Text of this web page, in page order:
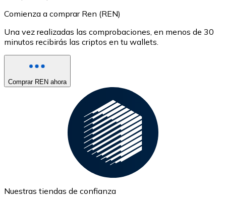
Comienza a comprar Ren (REN)
Una vez realizadas las comprobaciones, en menos de 30
minutos recibirás las criptos en tu wallets.
Comprar REN ahora
Nuestras tiendas de confianza